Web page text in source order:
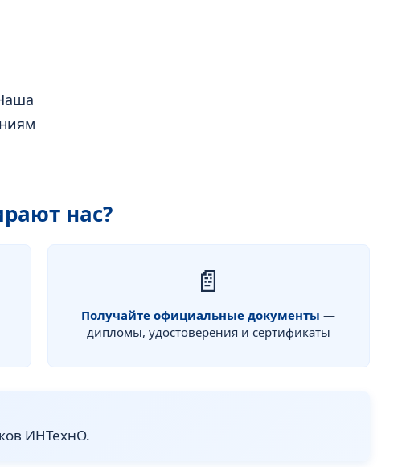
нас?
📄
Получайте официальные документы —
дипломы, удостоверения и сертификаты
ИНТехнО.